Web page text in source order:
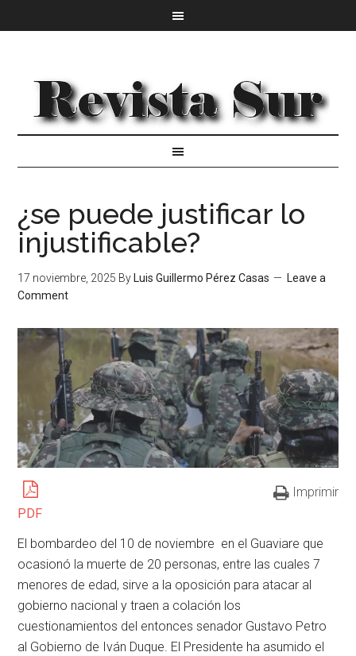
¿se puede justificar lo
injustificable?
17 noviembre, 2025 By Luis Guillermo Pérez Casas
Leave a
Comment
PDF
Imprimir
El bombardeo del 10 de noviembre en el Guaviare que
ocasionó la muerte de 20 personas, entre las cuales 7
menores de edad, sirve a la oposición para atacar al
gobierno nacional y traen a colación los
cuestionamientos del entonces senador Gustavo Petro
al Gobierno de Iván Duque. El Presidente ha asumido el